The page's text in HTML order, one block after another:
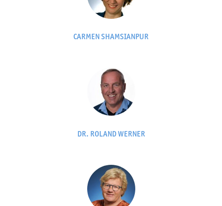
CARMEN SHAMSIANPUR
DR. ROLAND WERNER